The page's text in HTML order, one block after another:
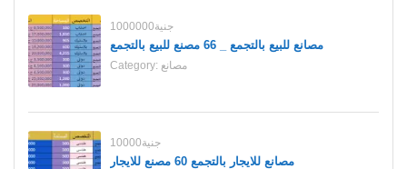
1000000جنية
مصانع للبيع بالتجمع _ 66 مصنع للبيع بالتجمع
Category: مصانع
10000جنية
مصانع للايجار بالتجمع 60 مصنع للايجار